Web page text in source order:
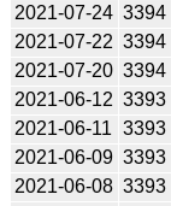
2021-07-24 3394
2021-07-22 3394
2021-07-20 3394
2021-06-12 3393
2021-06-11 3393
2021-06-09 3393
2021-06-08 3393